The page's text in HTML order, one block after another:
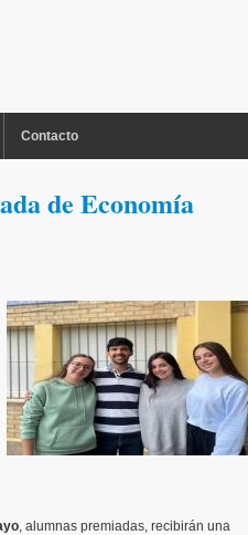
Contacto
de Economía
, alumnas premiadas, recibirán una